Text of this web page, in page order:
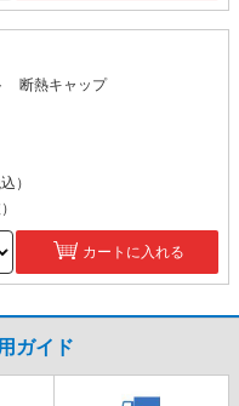
断熱キャップ
）
カートに入れる
ガイド